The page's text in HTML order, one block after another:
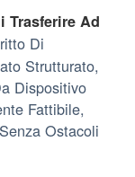
Trasferire Ad
Di
Strutturato,
Dispositivo
Fattibile,
Ostacoli